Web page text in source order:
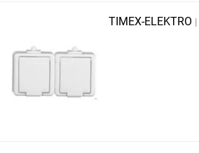
TIMEX-ELEKTRO